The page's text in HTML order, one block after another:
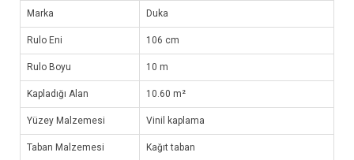
Marka Duka
Rulo Eni 106 cm
Rulo Boyu 10 m
Kapladığı Alan 10.60 m²
Yüzey Malzemesi Vinil kaplama
Taban Malzemesi Kağıt taban